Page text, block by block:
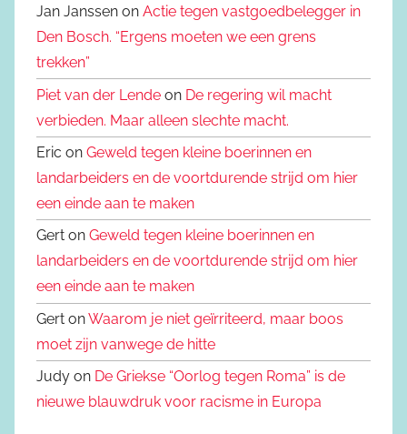
Jan Janssen on Actie tegen vastgoedbelegger in
Den Bosch. “Ergens moeten we een grens
trekken”
Piet van der Lende on De regering wil macht
verbieden. Maar alleen slechte macht.
Eric on Geweld tegen kleine boerinnen en
landarbeiders en de voortdurende strijd om hier
een einde aan te maken
Gert on Geweld tegen kleine boerinnen en
landarbeiders en de voortdurende strijd om hier
een einde aan te maken
Gert onWaarom je niet geïrriteerd, maar boos
moet zijn vanwege de hitte
Judy on De Griekse “Oorlog tegen Roma” is de
nieuwe blauwdruk voor racisme in Europa